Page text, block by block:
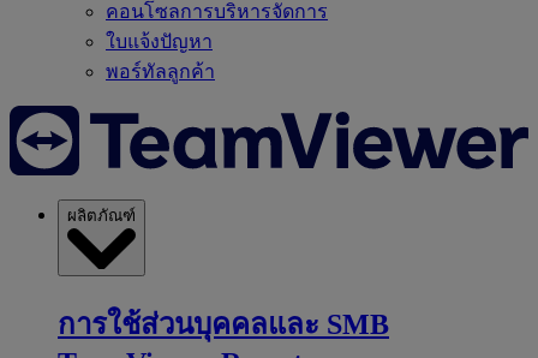
คอนโซลการบริหารจัดการ
ใบแจ้งปัญหา
พอร์ทัลลูกค้า
ผลิตภัณฑ์
การใช้ส่วนบุคคลและ SMB